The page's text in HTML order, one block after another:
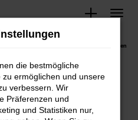
Subaru-Forester Neuwagen
nach Leverkusen
die bestmögliche
ermöglichen und unsere
verbessern. Wir
Präferenzen und
und Statistiken nur,